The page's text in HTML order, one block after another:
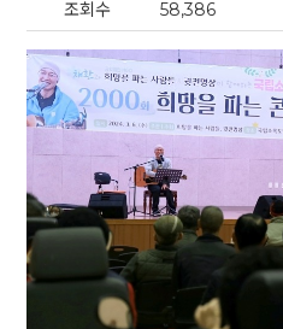
조회수
58,386